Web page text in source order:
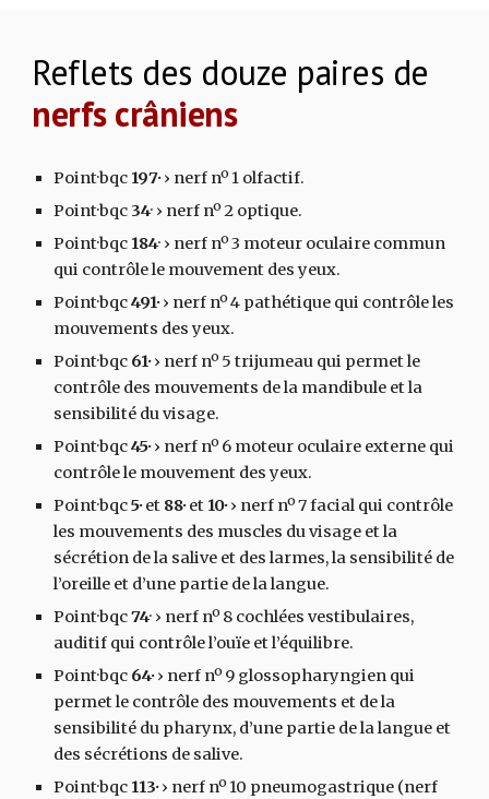
Reflets des douze paires de
nerfs crâniens
Point·bqc 197·› nerf nº 1 olfactif.
Point·bqc 34· › nerf nº 2 optique.
Point·bqc 184· › nerf nº 3 moteur oculaire commun
qui contrôle le mouvement des yeux.
Point·bqc491·› nerf nº 4 pathétique qui contrôle les
mouvements des yeux.
Point·bqc 61·› nerf nº 5 trijumeau qui permet le
contrôle des mouvements de la mandibule et la
sensibilité du visage.
Point·bqc45·› nerf nº 6 moteur oculaire externe qui
contrôle le mouvement des yeux.
Point·bqc5·et 88·et 10·› nerf nº 7 facial qui contrôle
les mouvements des muscles du visage et la
sécrétion de la salive et des larmes, la sensibilité de
l’oreille et d’une partie de la langue.
Point·bqc74· › nerf nº 8 cochlées vestibulaires,
auditif qui contrôle l’ouïe et l’équilibre.
Point·bqc 64·› nerf nº 9 glossopharyngien qui
permet le contrôle des mouvements et de la
sensibilité du pharynx, d’une partie de la langue et
des sécrétions de salive.
Point·bqc 113·› nerf nº 10 pneumogastrique (nerf